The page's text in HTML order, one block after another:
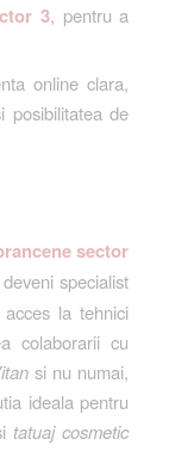
3, pentru a
online clara,
posibilitatea de
sector
specialist
la tehnici
colaborarii cu
si nu numai,
ideala pentru
tatuaj cosmetic